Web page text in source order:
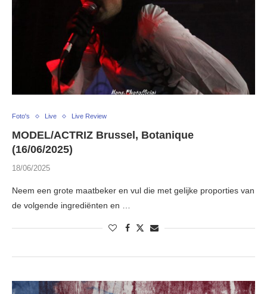
Foto's Live Live Review
MODEL/ACTRIZ Brussel, Botanique
(16/06/2025)
18/06/2025
Neem een grote maatbeker en vul die met gelijke proporties van
de volgende ingrediënten en …